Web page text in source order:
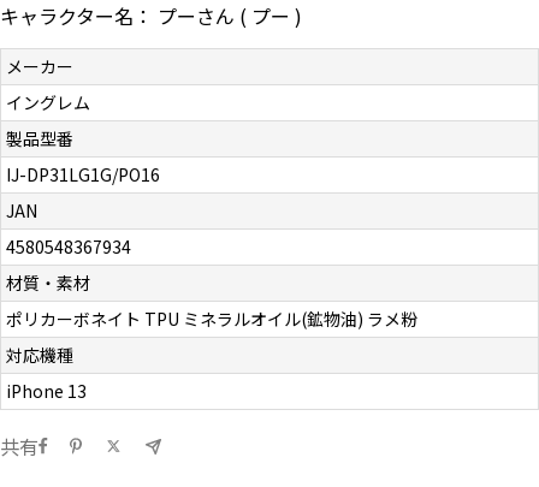
キャラクター名： プーさん ( プー )
メーカー
イングレム
製品型番
IJ-DP31LG1G/PO16
JAN
4580548367934
材質・素材
ポリカーボネイト TPU ミネラルオイル(鉱物油) ラメ粉
対応機種
iPhone 13
共有